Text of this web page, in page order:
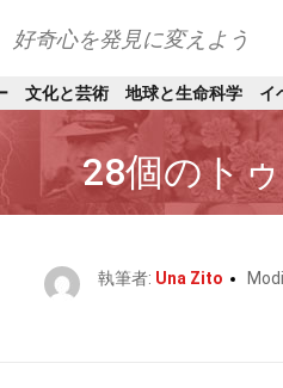
好奇心を発見に変えよう
文化と芸術 地球と生命科学 イ
28個のト
執筆者: Una Zito